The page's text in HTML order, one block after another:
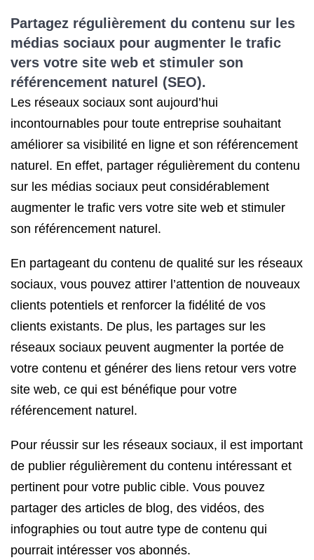
Partagez régulièrement du contenu sur les
médias sociaux pour augmenter le trafic
vers votre site web et stimuler son
référencement naturel (SEO).
Les réseaux sociaux sont aujourd’hui
incontournables pour toute entreprise souhaitant
améliorer sa visibilité en ligne et son référencement
naturel. En effet, partager régulièrement du contenu
sur les médias sociaux peut considérablement
augmenter le trafic vers votre site web et stimuler
son référencement naturel.
En partageant du contenu de qualité sur les réseaux
sociaux, vous pouvez attirer l’attention de nouveaux
clients potentiels et renforcer la fidélité de vos
clients existants. De plus, les partages sur les
réseaux sociaux peuvent augmenter la portée de
votre contenu et générer des liens retour vers votre
site web, ce qui est bénéfique pour votre
référencement naturel.
Pour réussir sur les réseaux sociaux, il est important
de publier régulièrement du contenu intéressant et
pertinent pour votre public cible. Vous pouvez
partager des articles de blog, des vidéos, des
infographies ou tout autre type de contenu qui
pourrait intéresser vos abonnés.